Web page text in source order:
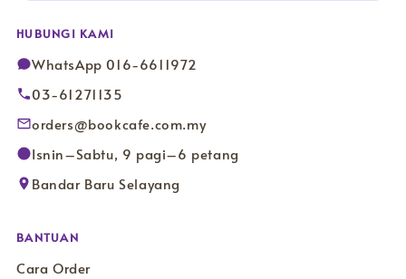
HUBUNGI KAMI
WhatsApp 016-6611972
03-61271135
orders@bookcafe.com.my
Isnin–Sabtu, 9 pagi–6 petang
Bandar Baru Selayang
BANTUAN
Cara Order